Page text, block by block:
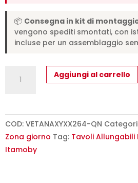
📦 Consegna in kit di
vengono spediti smontati, con
incluse per un assemblaggio
allungabile
Naxy
quercia
natura
Aggiungi al carrello
COD: VETANAXYXX264-QN
Zona giorno Tag: Tavoli
Itamoby